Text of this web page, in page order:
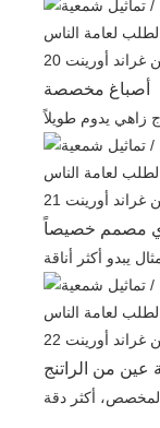
أصباغ مخصصة
زاهي يدوم طويلاً
مصمم خصيصاً
يبدو أكثر أناقة
عين من الراتنج
أكثر دقة